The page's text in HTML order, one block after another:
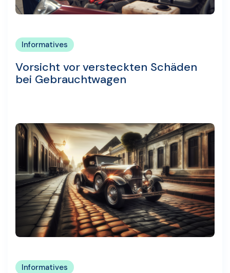
Informatives
Vorsicht vor versteckten Schäden
bei Gebrauchtwagen
Informatives